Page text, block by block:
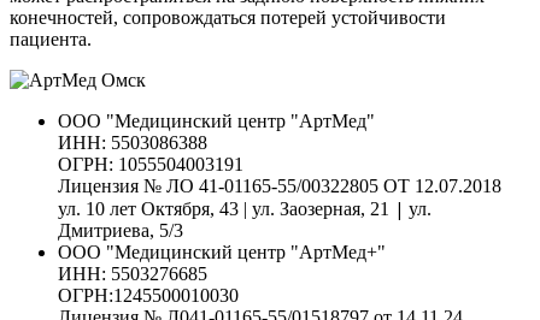
конечностей, сопровождаться потерей устойчивости
пациента.
ООО "Медицинский центр "АртМед"
ИНН: 5503086388
ОГРН: 1055504003191
Лицензия № ЛО 41-01165-55/00322805 ОТ 12.07.2018
ул. 10 лет Октября, 43 | ул. Заозерная, 21 | ул.
Дмитриева, 5/3
ООО "Медицинский центр "АртМед+"
ИНН: 5503276685
ОГРН:1245500010030